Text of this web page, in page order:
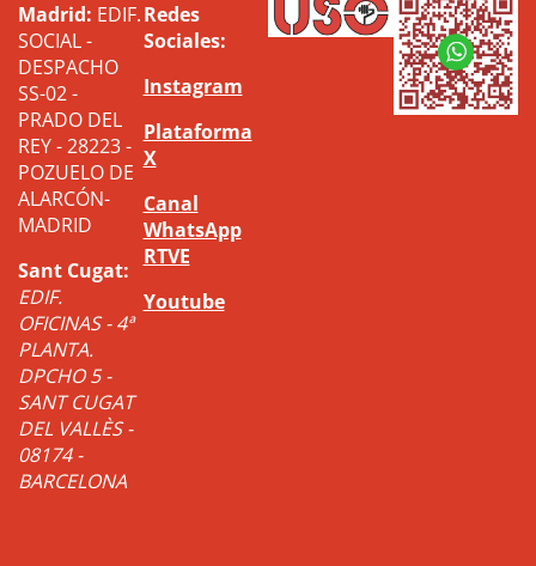
Madrid: EDIF.
SOCIAL -
DESPACHO
SS-02 -
PRADO DEL
REY - 28223 -
POZUELO DE
ALARCÓN-
MADRID
Sant Cugat:
EDIF.
OFICINAS - 4ª
PLANTA.
DPCHO 5 -
SANT CUGAT
DEL VALLÈS -
08174 -
BARCELONA
Redes
Sociales:
Instagram
Plataforma
X
Canal
WhatsApp
RTVE
Youtube